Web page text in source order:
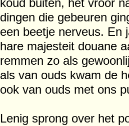
koud buiten, het vroor
dingen die gebeuren
een beetje nerveus. En
hare majesteit douane
remmen zo als
als van ouds kwam de
ook van ouds met ons
Lenig sprong over het